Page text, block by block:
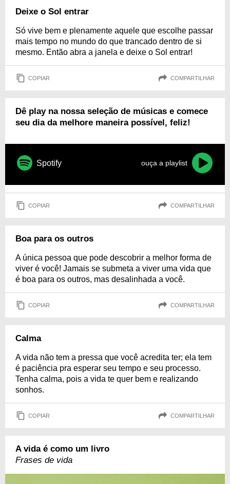
Deixe o Sol entrar
Só vive bem e plenamente aquele que escolhe passar
mais tempo no mundo do que trancado dentro de si
mesmo. Então abra a janela e deixe o Sol entrar!
COPIAR COMPARTILHAR
Dê play na nossa seleção de músicas e comece
seu dia da melhore maneira possível, feliz!
Spotify ouça a playlist
COPIAR COMPARTILHAR
Boa para os outros
A única pessoa que pode descobrir a melhor forma de
viver é você! Jamais se submeta a viver uma vida que
é boa para os outros, mas desalinhada a você.
COPIAR COMPARTILHAR
Calma
A vida não tem a pressa que você acredita ter; ela tem
é paciência pra esperar seu tempo e seu processo.
Tenha calma, pois a vida te quer bem e realizando
sonhos.
COPIAR COMPARTILHAR
A vida é como um livro
Frases de vida